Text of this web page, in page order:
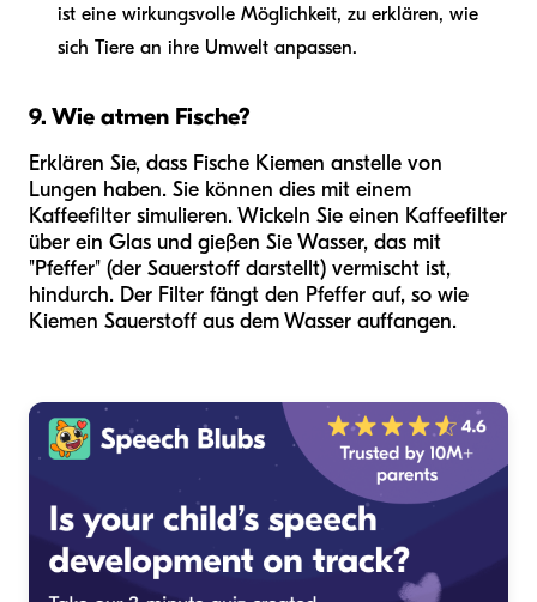
ist eine wirkungsvolle Möglichkeit, zu erklären, wie
sich Tiere an ihre Umwelt anpassen.
9. Wie atmen Fische?
Erklären Sie, dass Fische Kiemen anstelle von
Lungen haben. Sie können dies mit einem
Kaffeefilter simulieren. Wickeln Sie einen Kaffeefilter
über ein Glas und gießen Sie Wasser, das mit
"Pfeffer" (der Sauerstoff darstellt) vermischt ist,
hindurch. Der Filter fängt den Pfeffer auf, so wie
Kiemen Sauerstoff aus dem Wasser auffangen.